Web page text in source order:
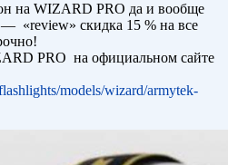
на WIZARD PRO да и вообще
— «review» скидка 15 % на все
PRO на официальном сайте
models/wizard/armytek-